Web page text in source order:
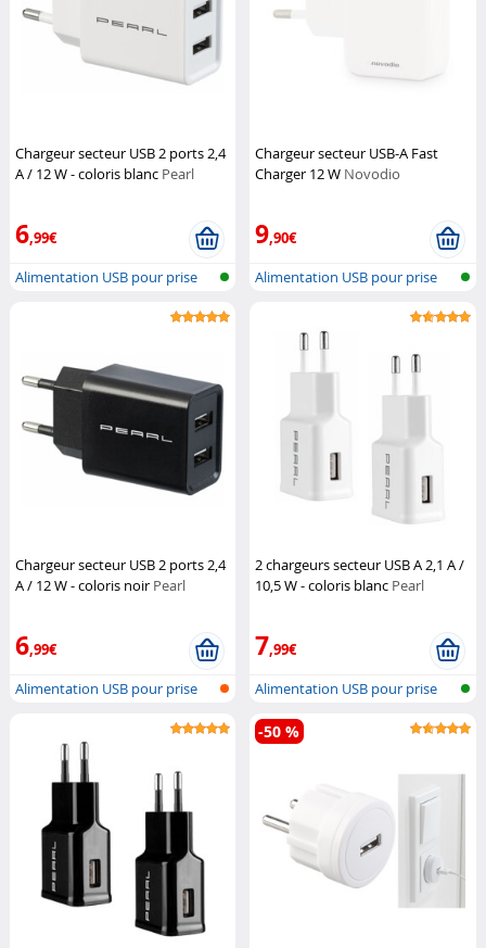
Chargeur secteur USB 2 ports 2,4
A / 12 W - coloris blanc Pearl
6,99€
Alimentation USB pour prise
Chargeur secteur USB-A Fast
Charger 12 W Novodio
9,90€
Alimentation USB pour prise
Chargeur secteur USB 2 ports 2,4
A / 12 W - coloris noir Pearl
6,99€
Alimentation USB pour prise
2 chargeurs secteur USB A 2,1 A /
10,5 W - coloris blanc Pearl
7,99€
Alimentation USB pour prise
secteur
-50 %